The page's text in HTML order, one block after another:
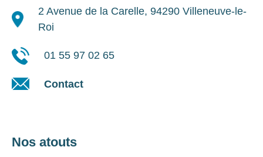
2 Avenue de la Carelle, 94290 Villeneuve-le-
Roi
01 55 97 02 65
Contact
Nos atouts